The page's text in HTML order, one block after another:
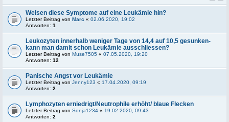
Weisen diese Symptome auf eine Leukämie hin?
Letzter Beitrag von Marc « 02.06.2020, 19:02
Antworten: 1
Leukozyten innerhalb weniger Tage von 14,4 auf 10,5 gesunken-
kann man damit schon Leukämie ausschliessen?
Letzter Beitrag von Muse7505 « 07.05.2020, 19:20
Antworten: 12
Panische Angst vor Leukämie
Letzter Beitrag von Jenny123 « 17.04.2020, 09:19
Antworten: 2
Lymphozyten erniedrigt/Neutrophile erhöht/ blaue Flecken
Letzter Beitrag von Sonja1234 « 19.02.2020, 09:43
Antworten: 2